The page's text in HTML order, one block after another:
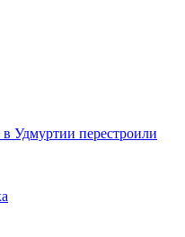
Удмуртии перестроили